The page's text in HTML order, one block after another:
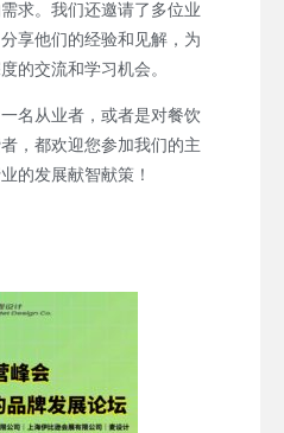
求。我们还邀请了多位业
享他们的经验和见解，为
的交流和学习机会。
名从业者，或者是对餐饮
，都欢迎您参加我们的主
的发展献智献策！